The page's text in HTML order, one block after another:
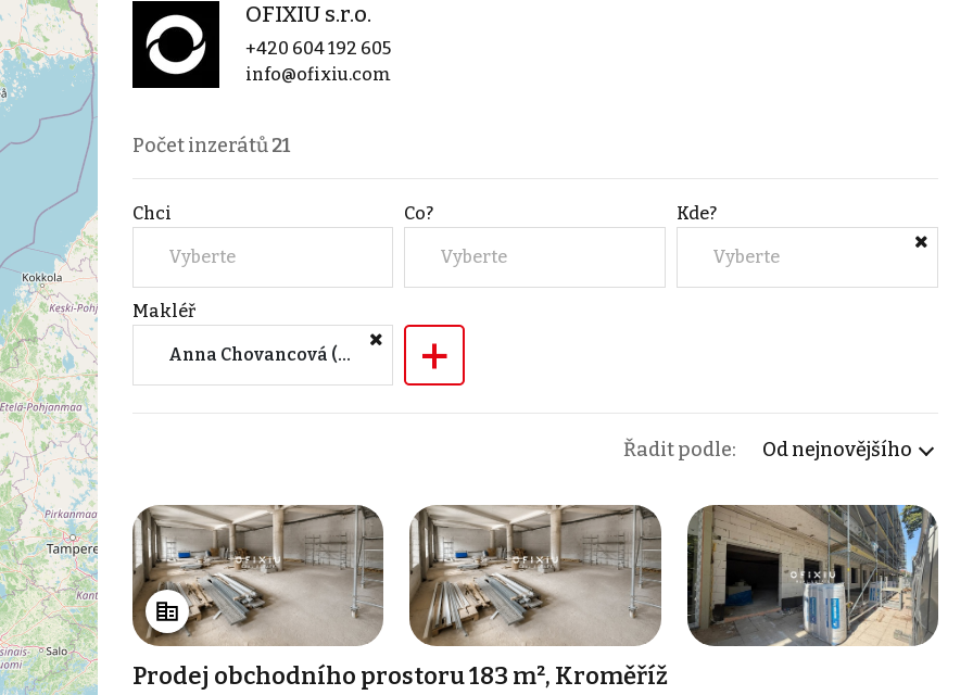
OFIXIU s.r.o.
+420 604 192 605
info@ofixiu.com
Počet inzerátů21
Chci
Vyberte
Co?
Vyberte
Kde?
Vyberte
Makléř
Anna Chovancová (OFIXIU s.r.o.) +
Řadit podle: Od nejnovějšího
Prodej obchodního prostoru 183 m², Kroměříž